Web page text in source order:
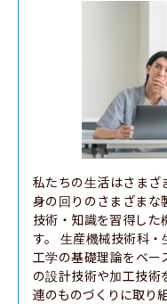
私たちの生活はさまざ
身の回りのさまざまな
技術・知識を習得した
す。 生産機械技術科
工学の基礎理論をベー
の設計技術や加工技
連のものづくりに取り